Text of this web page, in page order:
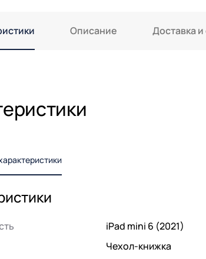
Описание Доставка и
iPad mini 6 (2021)
Чехол-книжка